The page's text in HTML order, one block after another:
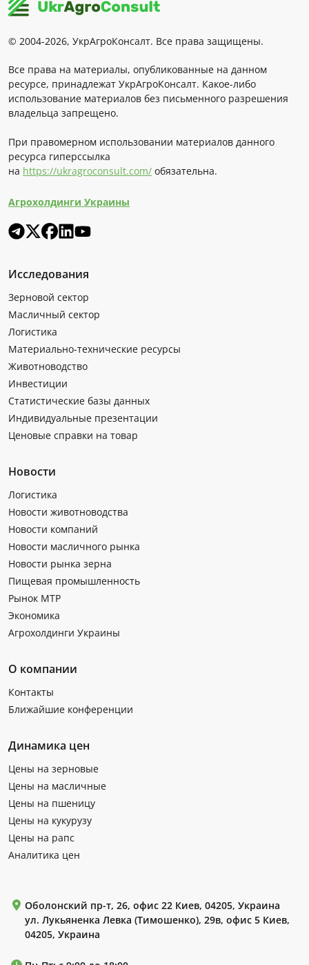
© 2004-2026, УкрАгроКонсалт. Все права защищены.
Все права на материалы, опубликованные на данном
ресурсе, принадлежат УкрАгроКонсалт. Какое-либо
использование материалов без письменного разрешения
владельца запрещено.
При правомерном использовании материалов данного
ресурса гиперссылка
на https://ukragroconsult.com/ обязательна.
Агрохолдинги Украины
Исследования
Зерновой сектор
Масличный сектор
Логистика
Материально-технические ресурсы
Животноводство
Инвестиции
Статистические базы данных
Индивидуальные презентации
Ценовые справки на товар
Новости
Логистика
Новости животноводства
Новости компаний
Новости масличного рынка
Новости рынка зерна
Пищевая промышленность
Рынок МТР
Экономика
Агрохолдинги Украины
О компании
Контакты
Ближайшие конференции
Динамика цен
Цены на зерновые
Цены на масличные
Цены на пшеницу
Цены на кукурузу
Цены на рапс
Аналитика цен
Оболонский пр-т, 26, офис 22 Киев, 04205, Украина
ул. Лукьяненка Левка (Тимошенко), 29в, офис 5 Киев,
04205, Украина